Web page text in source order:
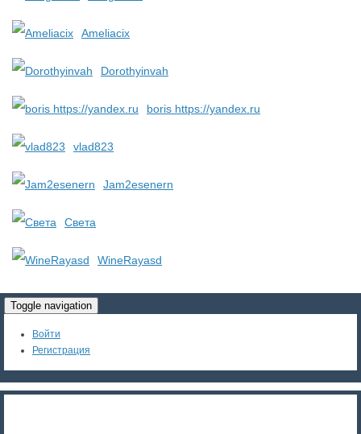
Ameliacix
Dorothyinvah
boris https://yandex.ru
vlad823
Jam2esenern
Света
WineRayasd
Toggle navigation
Войти
Регистрация